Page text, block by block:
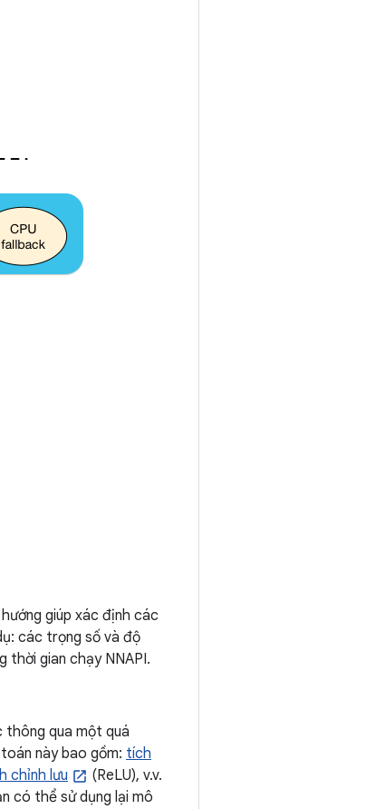
giúp xác định các
các trọng số và độ
thời gian chạy NNAPI.
qua một quá
này bao gồm: tích
chỉnh lưu
(ReLU), v.v.
có thể sử dụng lại mô